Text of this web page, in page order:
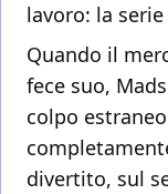
lavoro: la
Quando il
fece suo,
colpo
divertito, sul